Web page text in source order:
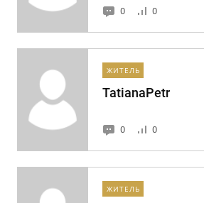
0 0
ЖИТЕЛЬ
TatianaPetr
0 0
ЖИТЕЛЬ